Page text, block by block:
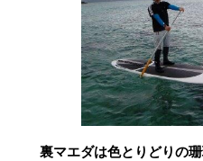
裏マエダは色とりどりの